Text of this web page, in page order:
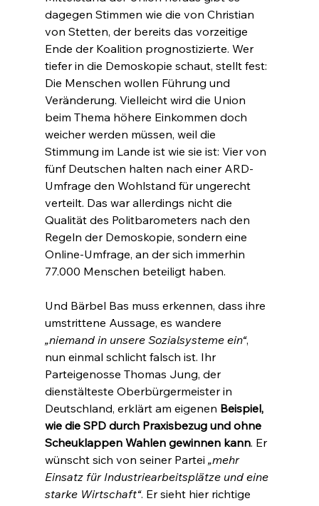
dagegen Stimmen wie die von Christian
von Stetten, der bereits das vorzeitige
Ende der Koalition prognostizierte. Wer
tiefer in die Demoskopie schaut, stellt fest:
Die Menschen wollen Führung und
Veränderung. Vielleicht wird die Union
beim Thema höhere Einkommen doch
weicher werden müssen, weil die
Stimmung im Lande ist wie sie ist: Vier von
fünf Deutschen halten nach einer ARD-
Umfrage den Wohlstand für ungerecht
verteilt. Das war allerdings nicht die
Qualität des Politbarometers nach den
Regeln der Demoskopie, sondern eine
Online-Umfrage, an der sich immerhin
77.000 Menschen beteiligt haben.
Und Bärbel Bas muss erkennen, dass ihre
umstrittene Aussage, es wandere
„niemand in unsere Sozialsysteme ein“,
nun einmal schlicht falsch ist. Ihr
Parteigenosse Thomas Jung, der
dienstälteste Oberbürgermeister in
Deutschland, erklärt am eigenen Beispiel,
wie die SPD durch Praxisbezug und ohne
Scheuklappen Wahlen gewinnen kann. Er
wünscht sich von seiner Partei „mehr
Einsatz für Industriearbeitsplätze und eine
starke Wirtschaft“. Er sieht hier richtige